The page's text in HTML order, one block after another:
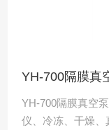
YH-700隔膜真
YH-700隔膜真空
仪、冷冻、干燥、